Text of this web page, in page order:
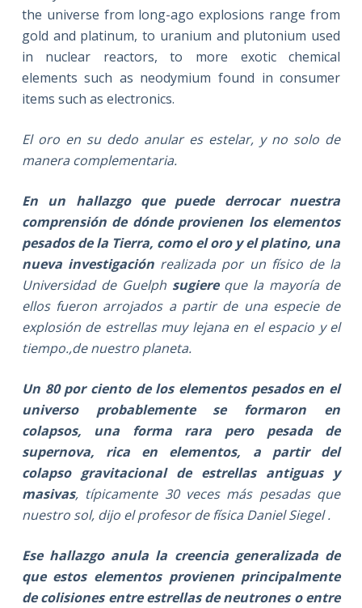
the universe from long-ago explosions range from
gold and platinum, to uranium and plutonium used
in nuclear reactors, to more exotic chemical
elements such as neodymium found in consumer
items such as electronics.
El oro en su dedo anular es estelar, y no solo de
manera complementaria.
En un hallazgo que puede derrocar nuestra
comprensión de dónde provienen los elementos
pesados de la Tierra, como el oro y el platino, una
nueva investigación realizada por un físico de la
Universidad de Guelph sugiereque la mayoría de
ellos fueron arrojados a partir de una especie de
explosión de estrellas muy lejana en el espacio y el
tiempo.,de nuestro planeta.
Un 80 por ciento de los elementos pesados en el
universo probablemente se formaron en
colapsos, una forma rara pero pesada de
supernova, rica en elementos, a partir del
colapso gravitacional de estrellas antiguas y
masivas, típicamente 30 veces más pesadas que
nuestro sol, dijo el profesor de física Daniel Siegel .
Ese hallazgo anula la creencia generalizada de
que estos elementos provienen principalmente
de colisiones entre estrellas de neutrones o entre